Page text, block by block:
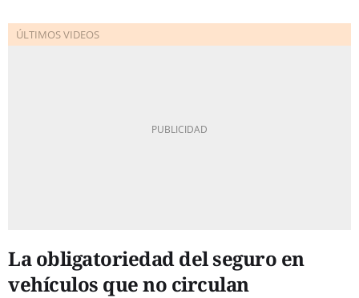
La obligatoriedad del seguro en
vehículos que no circulan